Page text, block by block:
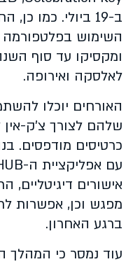
ב-19 ביולי. כמו
השימוש בפלטפורמה
ומקסיקו עד סוף
לאלסקה ואירופה.
שלהם לצורך צ'ק-
כרטיסים מודפסים.
אישורים דיגיטליים,
מפגש וכן, אפשרות
ברגע האחרון.
עוד נמסר כי